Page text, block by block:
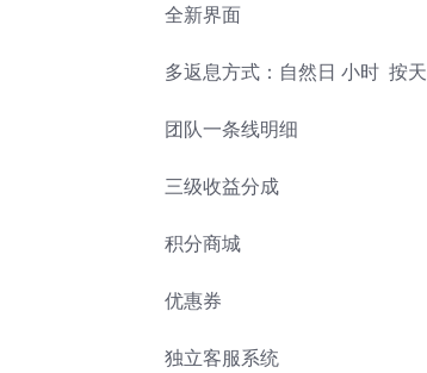
全新界面
多返息方式：自然日 小时 按天
团队一条线明细
三级收益分成
积分商城
优惠券
独立客服系统